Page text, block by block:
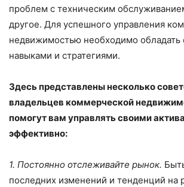
проблем с техническим
другое. Для успешного управления
недвижимостью необходимо
навыками и стратегиями.
Здесь представлены несколько
владельцев коммерческой
помогут вам управлять своими
эффективно:
1. Постоянно отслеживайте рынок.
последних изменений и тенденций на